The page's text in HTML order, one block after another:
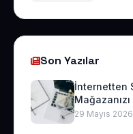
Son Yazılar
İnternetten
29 Mayıs 2026